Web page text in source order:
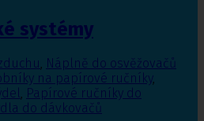
systémy
, Náplně do osvěžovačů
na papírové ručníky,
, Papírové ručníky do
do dávkovačů